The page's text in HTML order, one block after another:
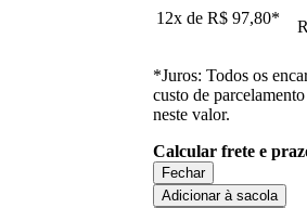
12x de R$ 97,80*
*Juros: Todos os
custo de
neste valor.
Calcular frete e
Fechar
Adicionar à sacola